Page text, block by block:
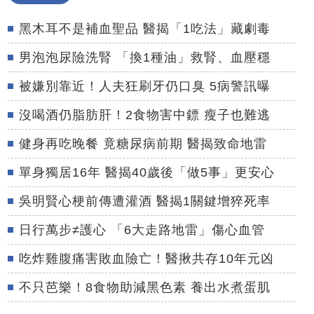
黑木耳不是補血聖品 醫揭「1吃法」藏劇毒
男泡泡尿險洗腎 「換1種油」救腎、血壓穩
被嫌別靠近！人夫狂刷牙仍口臭 5病警訊曝
沒喝酒仍脂肪肝！2食物害中鏢 瘦子也難逃
健身再吃晚餐 竟糖尿病前期 醫揭致命地雷
單身獨居16年 醫揭40歲後「做5事」更安心
吳明賢心梗前傳遭灌酒 醫揭1關鍵增猝死率
日行萬步≠護心 「6大走路地雷」傷心血管
吃炸雞腹痛害敗血險亡！醫揪共存10年元凶
不只芭樂！8食物助減黑色素 養出水煮蛋肌